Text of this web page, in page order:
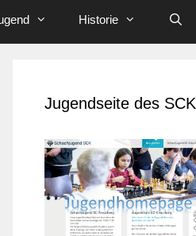
Historie
Jugendseite des SCK